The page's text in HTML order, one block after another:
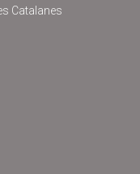
Catalanes